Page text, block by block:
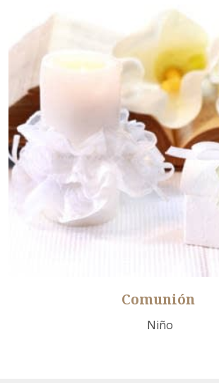
Comunión
Niño